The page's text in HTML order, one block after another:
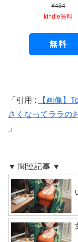
¥484
kindle無料
無料
引用 :
【画像】
さくなってララの
▼ 関連記事 ▼